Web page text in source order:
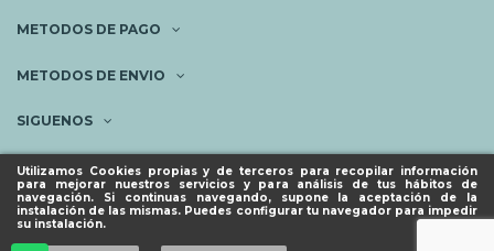
Utilizamos Cookies propias y de terceros para recopilar información
para mejorar nuestros servicios y para análisis de tus hábitos de
navegación. Si continuas navegando, supone la aceptación de la
instalación de las mismas. Puedes configurar tu navegador para impedir
su instalación.
METODOS DE PAGO
METODOS DE ENVIO
SIGUENOS
NEWSLETTER